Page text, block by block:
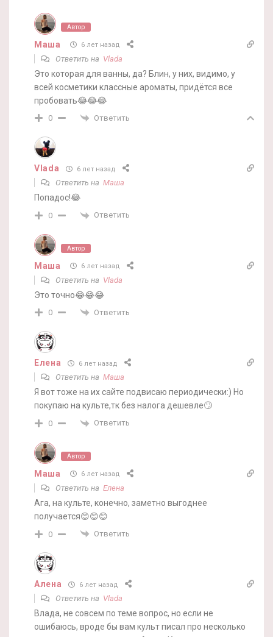
Автор
Маша 6 лет назад
Ответить на Vlada
Это которая для ванны, да? Блин, у них, видимо, у
всей косметики классные ароматы, придётся все
пробовать😂😂😂
0 Ответить
Vlada 6 лет назад
Ответить на Маша
Попадос!😂
0 Ответить
Автор
Маша 6 лет назад
Ответить на Vlada
Это точно😂😂😂
0 Ответить
Елена 6 лет назад
Ответить на Маша
Я вот тоже на их сайте подвисаю периодически:) Но
покупаю на культе,тк без налога дешевле🙄
0 Ответить
Автор
Маша 6 лет назад
Ответить на Елена
Ага, на культе, конечно, заметно выгоднее
получается😊😊😊
0 Ответить
Алена 6 лет назад
Ответить на Vlada
Влада, не совсем по теме вопрос, но если не
ошибаюсь, вроде бы вам культ писал про несколько